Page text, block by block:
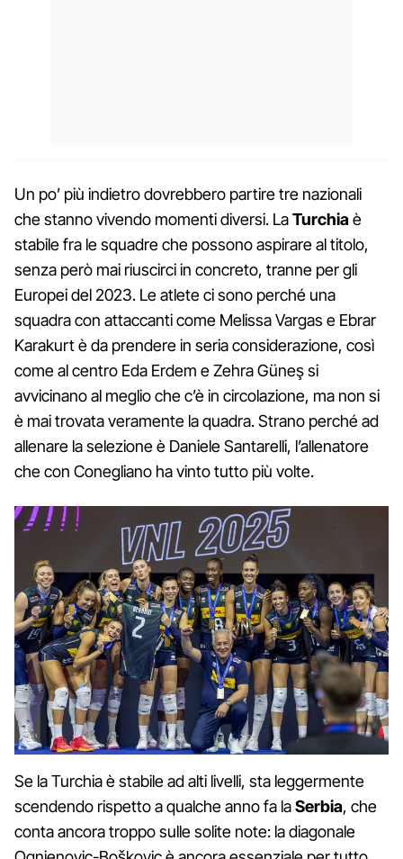
Un po’ più indietro dovrebbero partire tre nazionali
che stanno vivendo momenti diversi. LaTurchiaè
stabile fra le squadre che possono aspirare al titolo,
senza però mai riuscirci in concreto, tranne per gli
Europei del 2023. Le atlete ci sono perché una
squadra con attaccanti come Melissa Vargas e Ebrar
Karakurt è da prendere in seria considerazione, così
come al centro Eda Erdem e Zehra Güneş si
avvicinano al meglio che c’è in circolazione, ma non si
è mai trovata veramente la quadra. Strano perché ad
allenare la selezione è Daniele Santarelli, l’allenatore
che con Conegliano ha vinto tutto più volte.
Se la Turchia è stabile ad alti livelli, sta leggermente
scendendo rispetto a qualche anno fa laSerbia, che
conta ancora troppo sulle solite note: la diagonale